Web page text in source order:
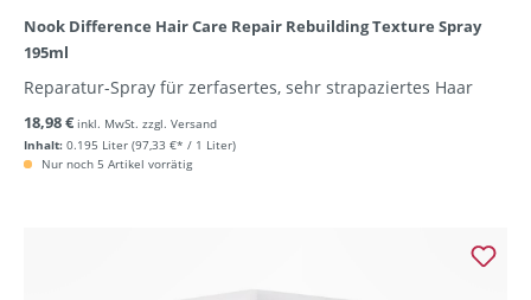
Nook Difference Hair Care Repair Rebuilding Texture Spray
195ml
Reparatur-Spray für zerfasertes, sehr strapaziertes Haar
Inhalt: 0.195 Liter (97,33 €* / 1 Liter)
18,98 € inkl. MwSt. zzgl. Versand
Nur noch 5 Artikel vorrätig